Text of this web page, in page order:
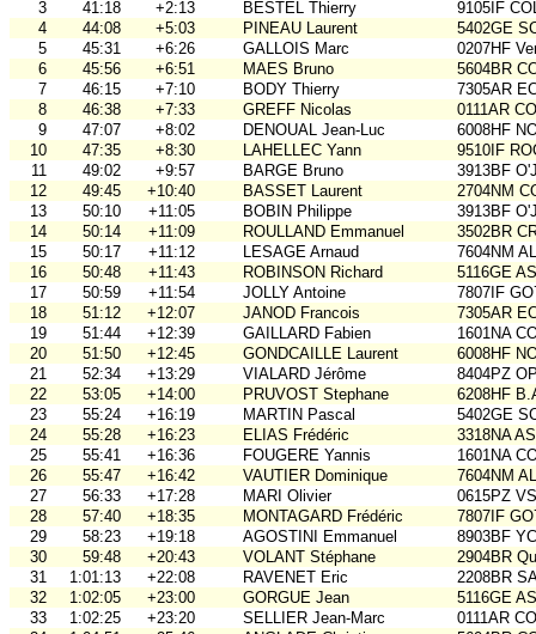
3
41:18 +2:13 BESTEL Thierry
9105IF
4
44:08 +5:03 PINEAU Laurent
5402GE
5
45:31 +6:26 GALLOIS Marc
0207HF
6
45:56 +6:51 MAES Bruno
5604BR
7
46:15 +7:10 BODY Thierry
7305AR
8
46:38 +7:33 GREFF Nicolas
0111AR
9
47:07 +8:02 DENOUAL Jean-Luc
6008HF
10
47:35 +8:30 LAHELLEC Yann
9510IF
11
49:02 +9:57 BARGE Bruno
3913BF
12
49:45 +10:40 BASSET Laurent
2704NM
13
50:10 +11:05 BOBIN Philippe
3913BF
14
50:14 +11:09 ROULLAND Emmanuel
3502BR
15
50:17 +11:12 LESAGE Arnaud
7604NM
16
50:48 +11:43 ROBINSON Richard
5116GE
17
50:59 +11:54 JOLLY Antoine
7807IF
18
51:12 +12:07 JANOD Francois
7305AR
19
51:44 +12:39 GAILLARD Fabien
1601NA
20
51:50 +12:45 GONDCAILLE Laurent
6008HF
21
52:34 +13:29 VIALARD Jérôme
8404PZ
22
53:05 +14:00 PRUVOST Stephane
6208HF
23
55:24 +16:19 MARTIN Pascal
5402GE
24
55:28 +16:23 ELIAS Frédéric
3318NA
25
55:41 +16:36 FOUGERE Yannis
1601NA
26
55:47 +16:42 VAUTIER Dominique
7604NM
27
56:33 +17:28 MARI Olivier
0615PZ
28
57:40 +18:35 MONTAGARD Frédéric
7807IF
29
58:23 +19:18 AGOSTINI Emmanuel
8903BF
30
59:48 +20:43 VOLANT Stéphane
2904BR
31
1:01:13 +22:08 RAVENET Eric
2208BR
32
1:02:05 +23:00 GORGUE Jean
5116GE
33
1:02:25 +23:20 SELLIER Jean-Marc
0111AR